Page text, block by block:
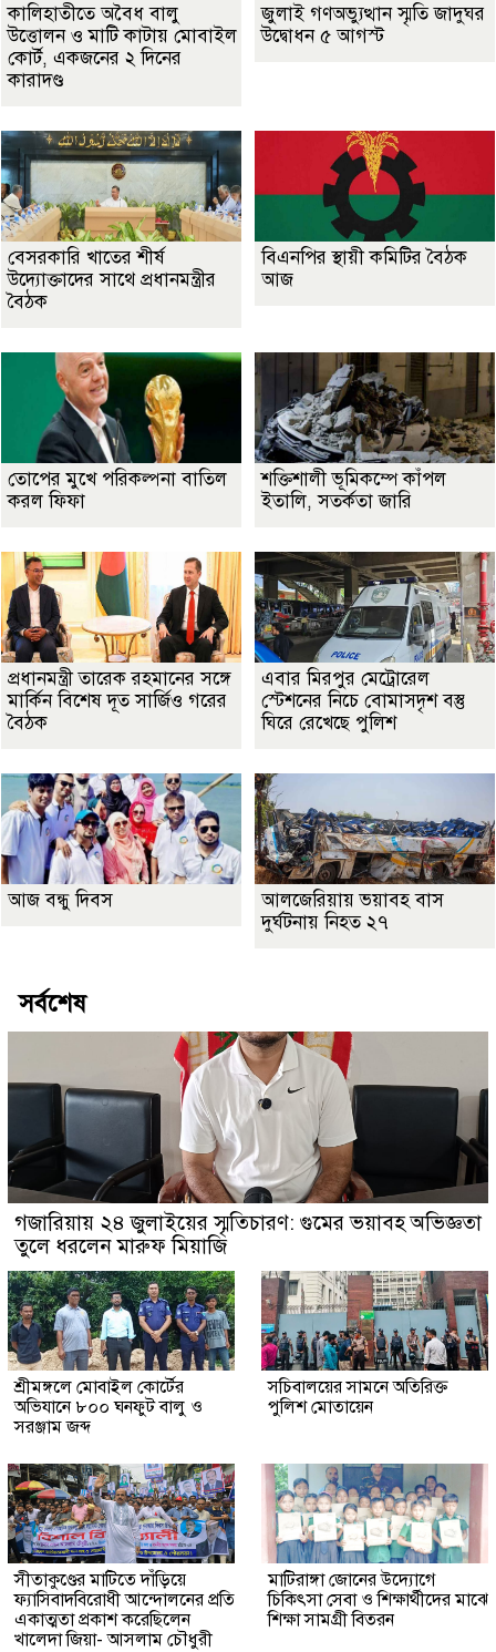
কালিহাতীতে অবৈধ বালু
উত্তোলন ও মাটি কাটায় মোবাইল
কোর্ট, একজনের ২ দিনের
কারাদণ্ড
জুলাই গণঅভ্যুত্থান স্মৃতি জাদুঘর
উদ্বোধন ৫ আগস্ট
বেসরকারি খাতের শীর্ষ
উদ্যোক্তাদের সাথে প্রধানমন্ত্রীর
বৈঠক
বিএনপির স্থায়ী কমিটির বৈঠক
আজ
তোপের মুখে পরিকল্পনা বাতিল
করল ফিফা
শক্তিশালী ভূমিকম্পে কাঁপল
ইতালি, সতর্কতা জারি
প্রধানমন্ত্রী তারেক রহমানের সঙ্গে
মার্কিন বিশেষ দূত সার্জিও গরের
বৈঠক
এবার মিরপুর মেট্রোরেল
স্টেশনের নিচে বোমাসদৃশ বস্তু
ঘিরে রেখেছে পুলিশ
আজ বন্ধু দিবস
আলজেরিয়ায় ভয়াবহ বাস
দুর্ঘটনায় নিহত ২৭
সর্বশেষ
গজারিয়ায় ২৪ জুলাইয়ের স্মৃতিচারণ: গুমের ভয়াবহ অভিজ্ঞতা
তুলে ধরলেন মারুফ মিয়াজি
শ্রীমঙ্গলে মোবাইল কোর্টের
অভিযানে ৮০০ ঘনফুট বালু ও
সরঞ্জাম জব্দ
সচিবালয়ের সামনে অতিরিক্ত
পুলিশ মোতায়েন
সীতাকুণ্ডের মাটিতে দাঁড়িয়ে
ফ্যাসিবাদবিরোধী আন্দোলনের প্রতি
একাত্মতা প্রকাশ করেছিলেন
খালেদা জিয়া- আসলাম চৌধুরী
মাটিরাঙ্গা জোনের উদ্যোগে
চিকিৎসা সেবা ও শিক্ষার্থীদের মাঝে
শিক্ষা সামগ্রী বিতরন